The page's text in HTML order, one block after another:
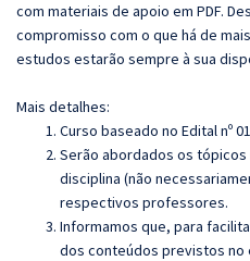
com materiais de apoio em PDF.
compromisso com o que há de
estudos estarão sempre à sua
Mais detalhes:
Curso baseado no Edital nº
Serão abordados os
disciplina (não
respectivos professores.
Informamos que, para
dos conteúdos previstos no